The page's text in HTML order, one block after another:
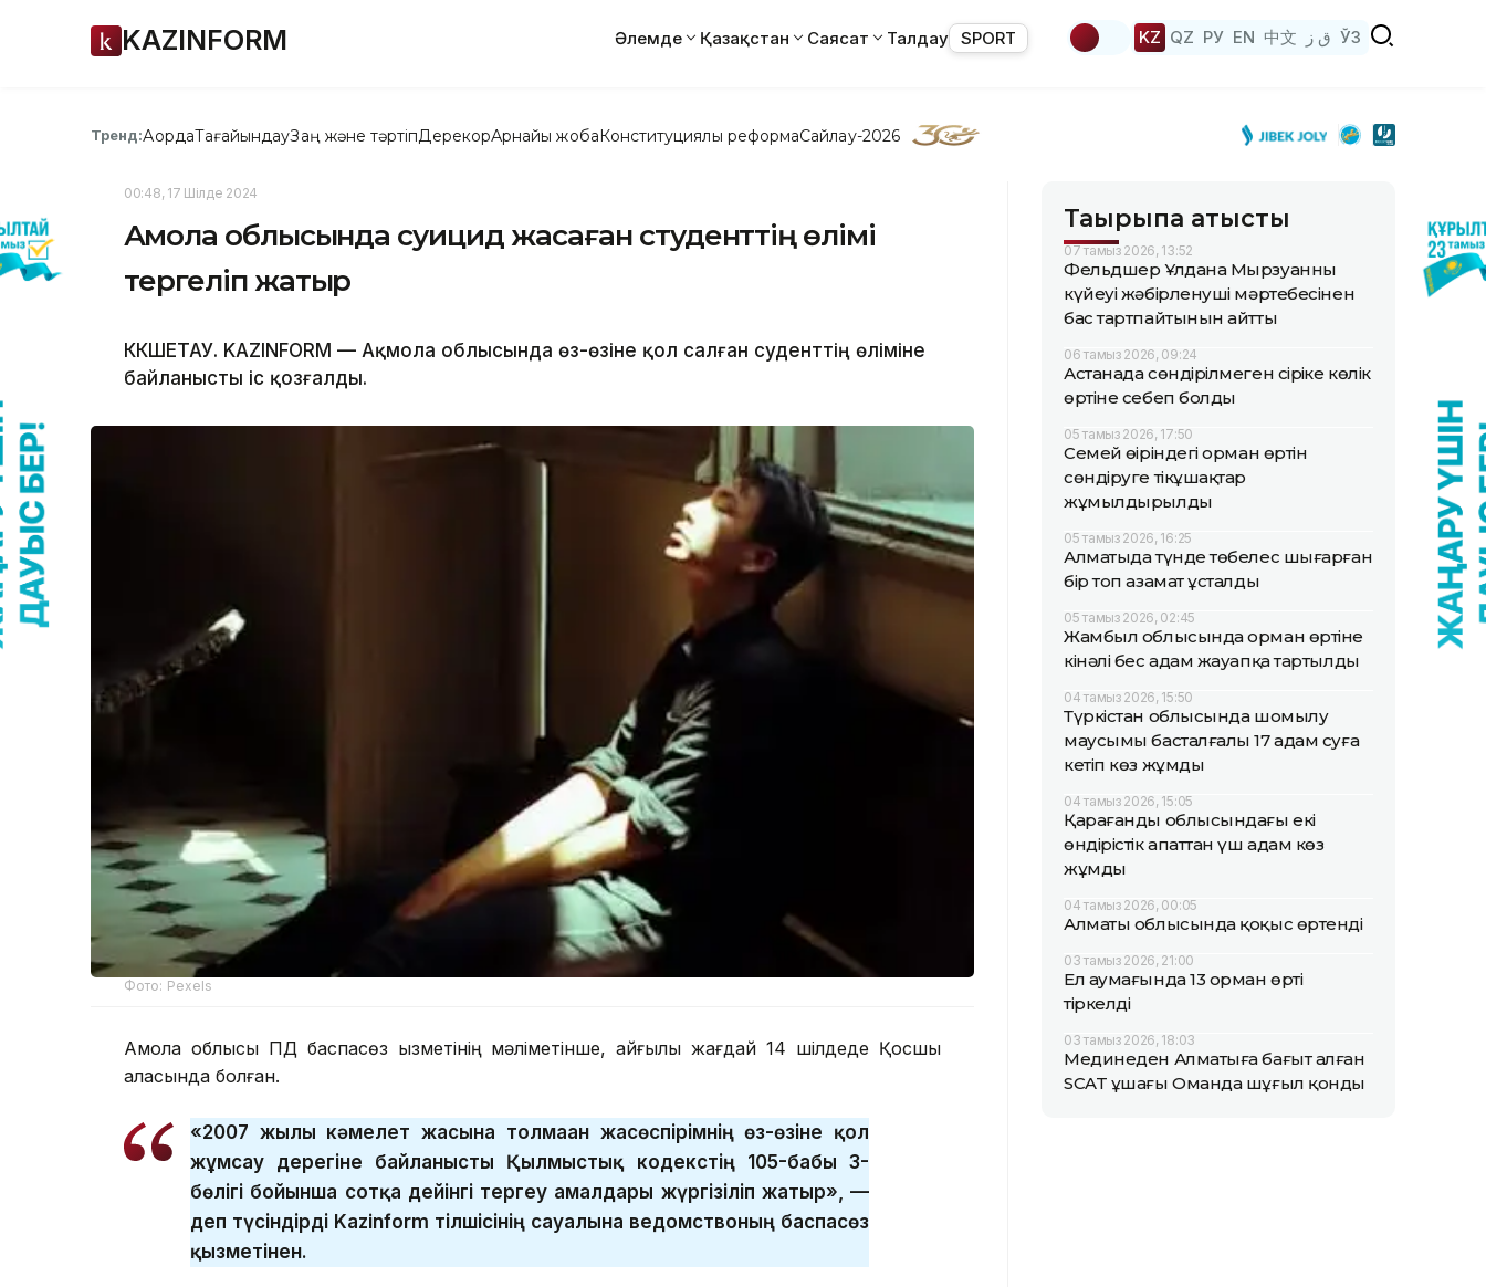
KAZINFORM Әлемде Қазақстан Саясат Талдау SPORT KZ QZ РУ EN 中文 ق ز ЎЗ
Тренд:АқордаТағайындауЗаң және тәртіпДерекқорАрнайы жобаКонституциялық реформаСайлау-2026
00:48, 17 Шілде 2024
Ақмола облысында суицид жасаған студенттің өлімі
тергеліп жатыр
КӨКШЕТАУ. KAZINFORM — Ақмола облысында өз-өзіне қол салған суденттің өліміне
байланысты іс қозғалды.
Фото: Pexels
Ақмола облысы ПД баспасөз қызметінің мәліметінше, қайғылы жағдай 14 шілдеде Қосшы
қаласында болған.
«2007 жылғы кәмелет жасына толмаған жасөспірімнің өз-өзіне қол
жұмсау дерегіне байланысты Қылмыстық кодекстің 105-бабы 3-
бөлігі бойынша сотқа дейінгі тергеу амалдары жүргізіліп жатыр», —
деп түсіндірді Kazinform тілшісінің сауалына ведомствоның баспасөз
қызметінен.
Тақырыпқа қатысты
07 тамыз 2026, 13:52
Фельдшер Ұлдана Мырзуанның
күйеуі жәбірленуші мәртебесінен
бас тартпайтынын айтты
06 тамыз 2026, 09:24
Астанада сөндірілмеген сіріңке көлік
өртіне себеп болды
05 тамыз 2026, 17:50
Семей өңіріндегі орман өртін
сөндіруге тікұшақтар
жұмылдырылды
05 тамыз 2026, 16:25
Алматыда түнде төбелес шығарған
бір топ азамат ұсталды
05 тамыз 2026, 02:45
Жамбыл облысында орман өртіне
кінәлі бес адам жауапқа тартылды
04 тамыз 2026, 15:50
Түркістан облысында шомылу
маусымы басталғалы 17 адам суға
кетіп көз жұмды
04 тамыз 2026, 15:05
Қарағанды облысындағы екі
өндірістік апаттан үш адам көз
жұмды
04 тамыз 2026, 00:05
Алматы облысында қоқыс өртенді
03 тамыз 2026, 21:00
Ел аумағында 13 орман өрті
тіркелді
03 тамыз 2026, 18:03
Мединеден Алматыға бағыт алған
SCAT ұшағы Оманда шұғыл қонды